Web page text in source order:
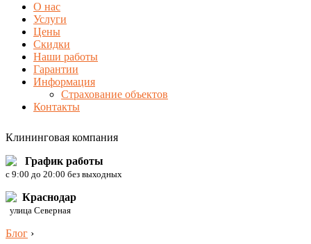
О нас
Услуги
Цены
Скидки
Наши работы
Гарантии
Информация
Страхование объектов
Контакты
Клининговая компания
График работы
c 9:00 до 20:00 без выходных
Краснодар
улица Северная
Блог ›